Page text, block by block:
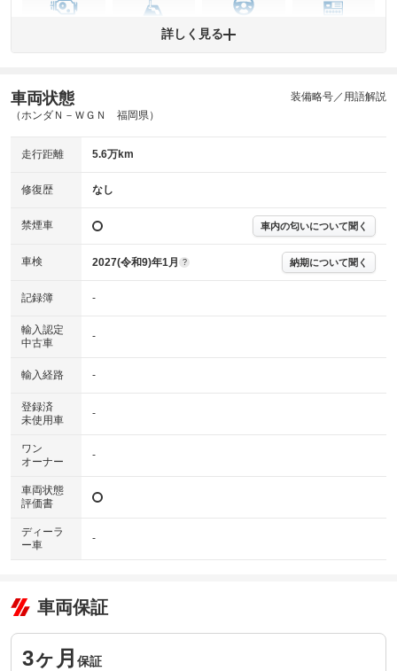
ミッション
ステアリング
ABS その他
※グー故障診断は保証サービスではございません。購入時は必ず現車をご
※実際にお渡しする故障診断書につきましては、形式および表示項目が異
※グー故障診断書はあくまでも実施時点での診断結果となります。将来に
わたり車両状態を担保するものではありませんので、車両情報等の詳細は
詳しく見る
車両状態
（ホンダＮ－ＷＧＮ 福岡県）
装備略号／用語解説
走行距離 5.6万km
修復歴 なし
禁煙車 車内の匂いについて聞く
車検 2027(令和9)年1月 ? 納期について聞く
記録簿 -
輸入認定
中古車
-
輸入経路 -
登録済
未使用車
-
ワン
オーナー
-
車両状態
評価書
ディーラ
ー車
-
車両保証
3ヶ月 保証